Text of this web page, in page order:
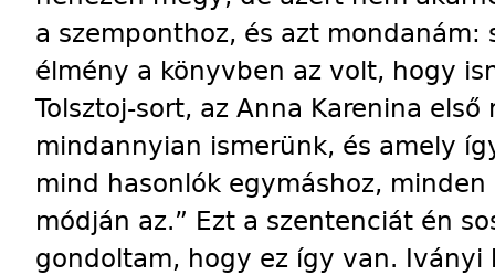
a szemponthoz, és azt mondanám:
élmény a könyvben az volt, hogy
Tolsztoj-sort, az Anna Karenina
mindannyian ismerünk, és amely
mind hasonlók egymáshoz,
módján az.” Ezt a szentenciát én
gondoltam, hogy ez így van.